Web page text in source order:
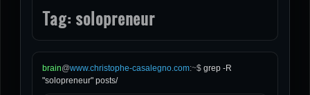
Tag: solopreneur
brain@www.christophe-casalegno.com:~$ grep -R
"solopreneur" posts/